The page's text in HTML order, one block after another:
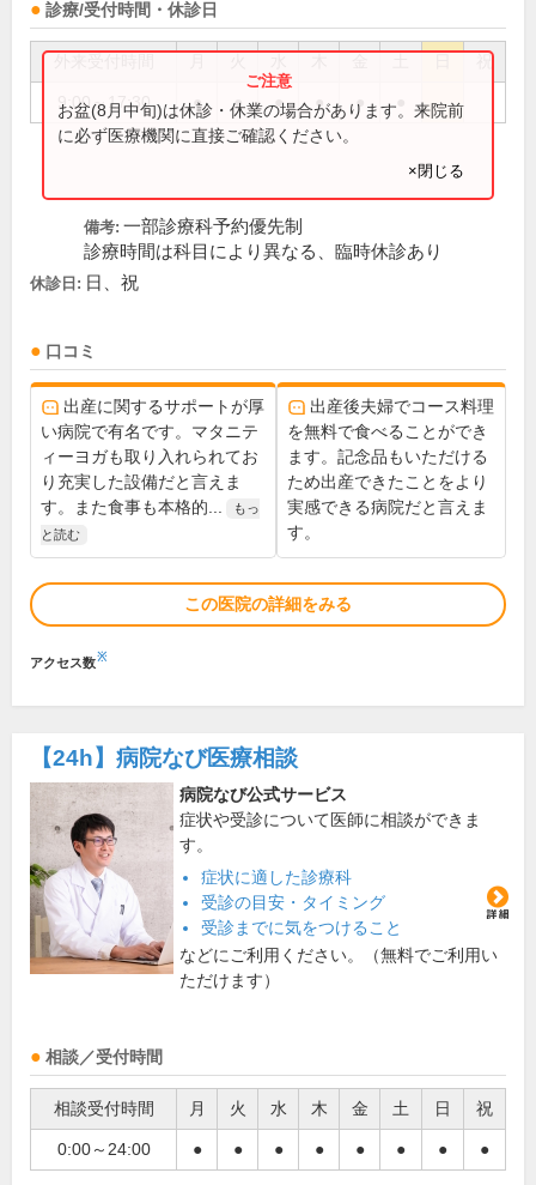
診療/受付時間・休診日
祝
9:00～17:30 ● ● ● ● ●
お盆(8月中旬)は休診・休業の場合があります。来院前
に必ず医療機関に直接ご確認ください。
×閉じる
備考: 一部診療科予約優先制
診療時間は科目により異なる、臨時休診あり
休診日: 日、祝
口コミ
出産に関するサポートが厚
い病院で有名です。マタニテ
ィーヨガも取り入れられてお
り充実した設備だと言えま
す。また食事も本格的...
もっ
と読む
出産後夫婦でコース料理
を無料で食べることができ
ます。記念品もいただける
ため出産できたことをより
実感できる病院だと言えま
す。
この医院の詳細をみる
アクセス数※
【24h】 病院なび医療相談
病院なび公式サービス
症状や受診について医師に相談ができま
す。
症状に適した診療科
受診の目安・タイミング
受診までに気をつけること
などにご利用ください。（無料でご利用い
ただけます）
相談／受付時間
相談受付時間 月 火 水 木 金 土 日 祝
0:00～24:00 ● ● ● ● ● ● ● ●